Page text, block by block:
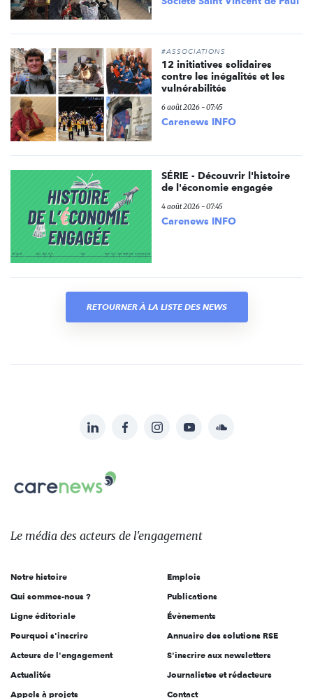
#ASSOCIATIONS
12 initiatives solidaires
contre les inégalités et les
vulnérabilités
6 août 2026 - 07:45
Carenews INFO
SÉRIE - Découvrir l'histoire
de l'économie engagée
4 août 2026 - 07:45
Carenews INFO
RETOURNER À LA LISTE DES NEWS
sur:
LinkedInFacebookInstagramYouTubeSoundcloud
Carenews,
Le
des
l'engagement
Le média des acteurs de l'engagement
Notre histoire
Qui sommes-nous ?
Ligne éditoriale
Pourquoi s'inscrire
Acteurs de l'engagement
Actualités
Appels à projets
Emplois
Publications
Évènements
Annuaire des solutions RSE
S'inscrire aux newsletters
Journalistes et rédacteurs
Contact